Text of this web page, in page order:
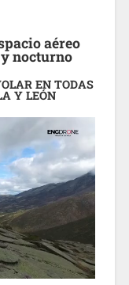
aéreo
nocturno
EN TODAS
Y LEÓN